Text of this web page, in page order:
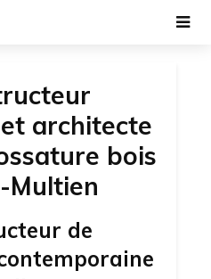
architecte
bois
Multien
de